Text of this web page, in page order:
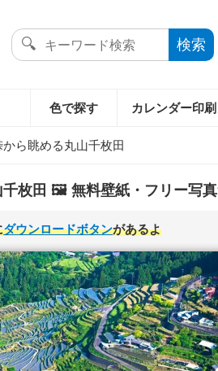
色で探す カレンダー印刷
から眺める丸山千枚田
千枚田 🖼️ 無料壁紙・フリー写
ダウンロードボタンがあるよ